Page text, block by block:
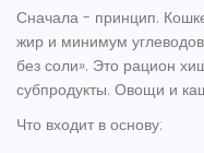
Сначала - принцип.
жир и минимум
без соли». Это рацион
субпродукты. Овощи и
Что входит в основу: